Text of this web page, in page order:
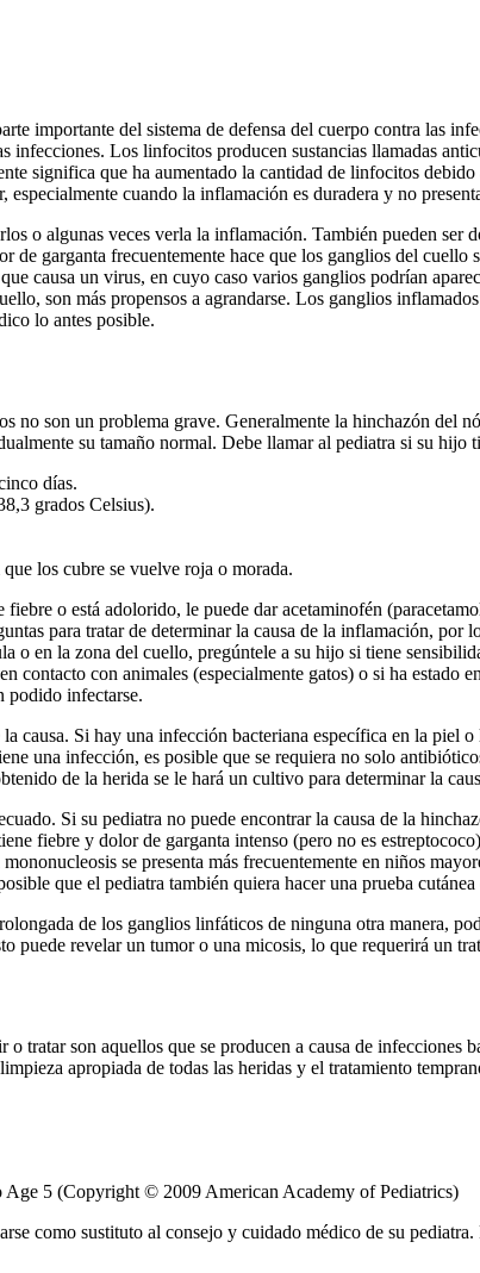
importante del sistema de defensa del cuerpo contra las
infecciones. Los linfocitos producen sustancias llamadas
significa que ha aumentado la cantidad de linfocitos
cuando la inflamación es duradera y no
o algunas veces verla la inflamación. También pueden
de garganta frecuentemente hace que los ganglios del
causa un virus, en cuyo caso varios ganglios podrían
son más propensos a agrandarse. Los ganglios
lo antes posible.
no son un problema grave. Generalmente la hinchazón del
su tamaño normal. Debe llamar al pediatra si su hijo
días.
grados Celsius).
los cubre se vuelve roja o morada.
o está adolorido, le puede dar acetaminofén
para tratar de determinar la causa de la inflamación,
o en la zona del cuello, pregúntele a su hijo si tiene
contacto con animales (especialmente gatos) o si ha estado
podido infectarse.
causa. Si hay una infección bacteriana específica en la
una infección, es posible que se requiera no solo
de la herida se le hará un cultivo para determinar la
Si su pediatra no puede encontrar la causa de la
fiebre y dolor de garganta intenso (pero no es
se presenta más frecuentemente en niños
que el pediatra también quiera hacer una prueba
de los ganglios linfáticos de ninguna otra manera,
puede revelar un tumor o una micosis, lo que requerirá un
tratar son aquellos que se producen a causa de infecciones
apropiada de todas las heridas y el tratamiento
5 (Copyright © 2009 American Academy of Pediatrics)
como sustituto al consejo y cuidado médico de su